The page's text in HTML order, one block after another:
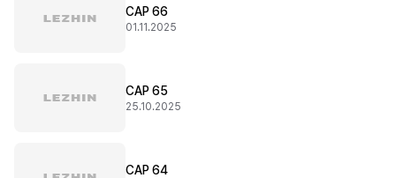
CAP 66
01.11.2025
CAP 65
25.10.2025
CAP 64